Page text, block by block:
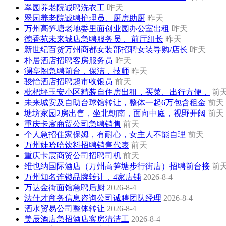
翠园养老院诚聘洗衣工 昨天
翠园养老院诚聘护理员、厨房助厨 昨天
万州高笋塘老地委里面创业园办公室出租 昨天
德香苑未来城店急聘服务员 、前厅组长 昨天
新世纪百货万州商都女装部招聘女装导购/店长 昨天
朴居酒店招聘客房服务员 昨天
澜亭阁急聘前台，保洁，技师 昨天
骏怡酒店招聘超市收银员 前天
枇杷坪玉安小区精装自住房出租，买菜、出行方便，
前
未来城安及自助台球馆转让，整体一起6万包含租金 前天
塘坊家园2房出售，坐北朝南，面向中庭，视野开阔 前天
重庆卡宸商贸公司急聘销售 前天
个人急招住家保姆，有耐心，女主人不能自理 前天
万州娃哈哈饮料招聘销售代表 前天
重庆卡宸商贸公司招聘司机 前天
维也纳国际酒店（万州高笋塘步行街店）招聘前台接 前
万州知名连锁品牌转让，4家店铺 2026-8-4
万达金街面馆急聘后厨 2026-8-4
法仕才商务信息咨询公司诚聘团队经理 2026-8-4
酒水贸易公司整体转让 2026-8-4
美辰酒店急招酒店客房清洁工 2026-8-4